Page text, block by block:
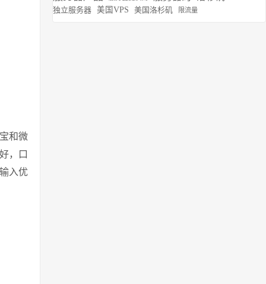
和微
，口
入优
独立服务器 美国VPS 美国洛杉矶 限流量